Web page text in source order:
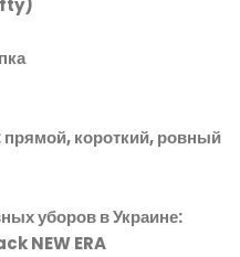
короткий, ровный
уборов в Украине:
NEW ERA